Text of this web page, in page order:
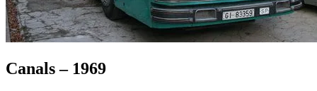
Canals – 1969